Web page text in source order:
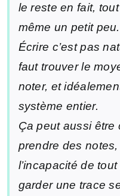
le reste en fait,
même un petit peu.
Écrire c’est pas
faut trouver le
noter, et
système entier.
Ça peut aussi être
prendre des notes,
l’incapacité de
garder une trace